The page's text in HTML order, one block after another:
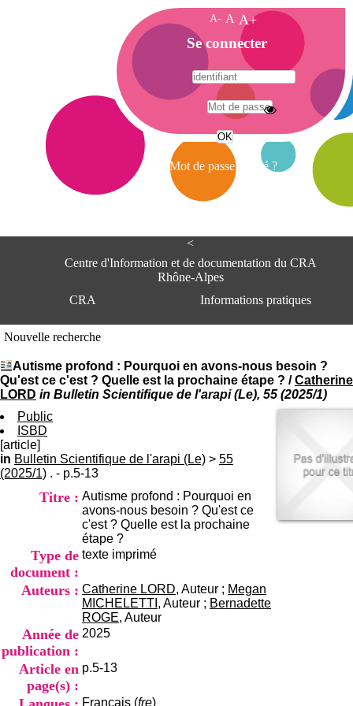
<
Centre d'Information et de documentation du CRA
Rhône-Alpes
CRA
Informations pratiques
du CRA Rhône-Alpes
Centre Hospitalier le Vinatier
bât 211
95, Bd Pinel
9h00-12h00 13h30-16h00
Fax:+33(0)4 37 91 54 37
Mail
Nouvelle recherche
Autisme profond : Pourquoi en avons-nous besoin ?
Qu'est ce c'est ? Quelle est la prochaine étape ? /Catherine
LORD in Bulletin Scientifique de l'arapi (Le), 55 (2025/1)
Public
ISBD
[article]
in Bulletin Scientifique de l'arapi (Le) > 55
(2025/1) . - p.5-13
Titre : Autisme profond : Pourquoi en
avons-nous besoin ? Qu'est ce
c'est ? Quelle est la prochaine
étape ?
Type de
document :
texte imprimé
Auteurs : Catherine LORD, Auteur ; Megan
MICHELETTI , Auteur ; Bernadette
ROGE, Auteur
Année de
publication :
2025
Article en
page(s) :
p.5-13
Français (fre)
A- A A+
A
c
c
e
i
Se connecter
Mot de passe oublié ?
A
e
e
n
f
o
t
n
e
t
d
e
o
c
u
m
t